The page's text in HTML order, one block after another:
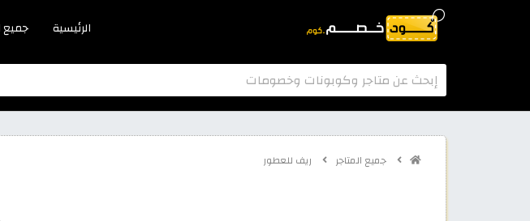
الرئيسية جميع
جميع المتاجر ريف للعطور